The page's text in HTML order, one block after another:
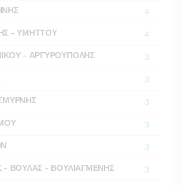
4
- ΥΜΗΤΤΟΥ 4
- ΑΡΓΥΡΟΥΠΟΛΗΣ 3
3
3
3
3
ΒΟΥΛΑΣ - ΒΟΥΛΙΑΓΜΕΝΗΣ 3